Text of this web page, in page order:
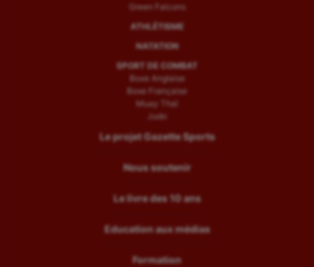
Green Falcons
ATHLÉTISME
NATATION
SPORT DE COMBAT
Boxe Anglaise
Boxe Française
Muay Thaï
Judo
Le projet Gazette Sports
Nous soutenir
Le livre des 10 ans
Education aux médias
Formation